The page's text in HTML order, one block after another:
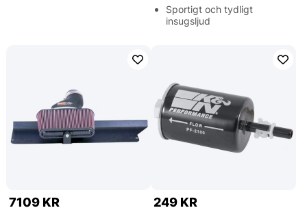
Sportigt och tydligt
insugsljud
7109 KR 249 KR